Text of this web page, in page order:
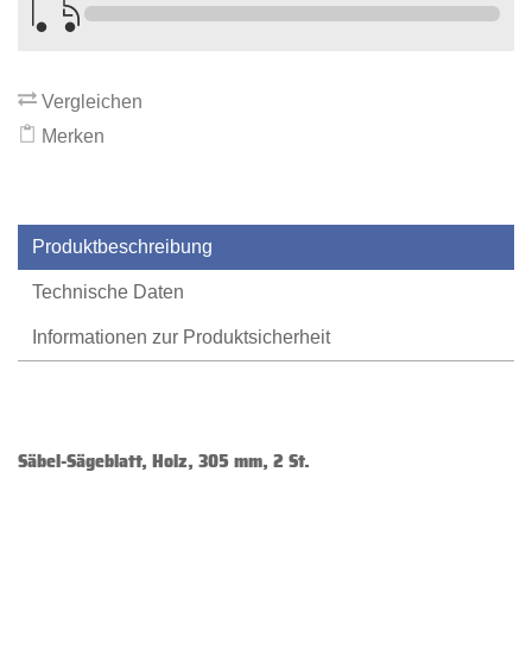
Vergleichen
Merken
Produktbeschreibung
Technische Daten
Informationen zur Produktsicherheit
Säbel-Sägeblatt, Holz, 305 mm, 2 St.